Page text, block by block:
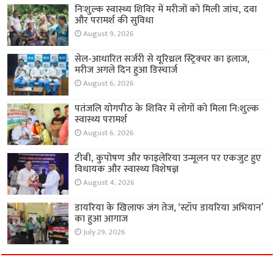
निःशुल्क स्वास्थ्य शिविर में मरीजों को मिली जांच, दवा
और परामर्श की सुविधा
August 9, 2026
सेल-आधारित सर्जरी से यूरिथ्रल स्ट्रिक्चर का इलाज,
मरीज अगले दिन हुआ डिस्चार्ज
August 6, 2026
पतंजलि योगपीठ के शिविर में लोगों को मिला नि:शुल्क
स्वास्थ्य परामर्श
August 6, 2026
टीबी, कुपोषण और फाइलेरिया उन्मूलन पर एकजुट हुए
विधायक और स्वास्थ्य विशेषज्ञ
August 4, 2026
डायरिया के खिलाफ जंग तेज, ‘स्टॉप डायरिया अभियान’
का हुआ आगाज
July 29, 2026